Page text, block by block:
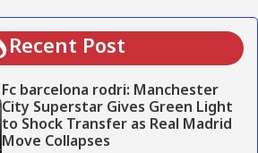
Recent Post
Fc barcelona rodri: Manchester
City Superstar Gives Green Light
to Shock Transfer as Real Madrid
Move Collapses